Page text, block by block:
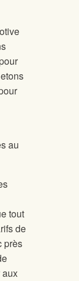
au
tout
de
près
aux